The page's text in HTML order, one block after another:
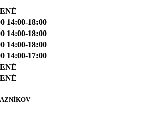
14:00-18:00
14:00-18:00
14:00-18:00
14:00-17:00